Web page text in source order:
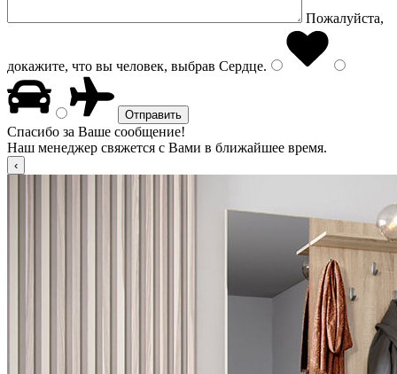
Пожалуйста,
докажите, что вы человек, выбрав Сердце.
Спасибо за Ваше сообщение!
Наш менеджер свяжется с Вами в ближайшее время.